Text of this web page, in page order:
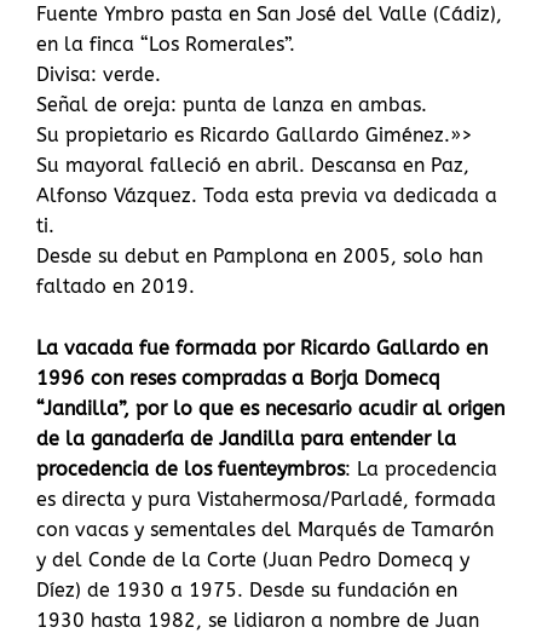
Fuente Ymbro pasta en San José del Valle (Cádiz),
en la finca “Los Romerales”.
Divisa: verde.
Señal de oreja: punta de lanza en ambas.
Su propietario es Ricardo Gallardo Giménez.»>
Su mayoral falleció en abril. Descansa en Paz,
Alfonso Vázquez. Toda esta previa va dedicada a
ti.
Desde su debut en Pamplona en 2005, solo han
faltado en 2019.
La vacada fue formada por Ricardo Gallardo en
1996 con reses compradas a Borja Domecq
“Jandilla”, por lo que es necesario acudir al origen
de la ganadería de Jandilla para entender la
procedencia de los fuenteymbros: La procedencia
es directa y pura Vistahermosa/Parladé, formada
con vacas y sementales del Marqués de Tamarón
y del Conde de la Corte (Juan Pedro Domecq y
Díez) de 1930 a 1975. Desde su fundación en
1930 hasta 1982, se lidiaron a nombre de Juan